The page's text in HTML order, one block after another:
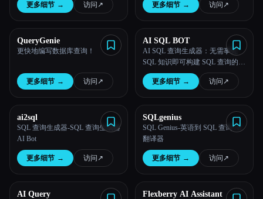
Esc
更多细节 → 访问 ↗︎ 更多细节 → 访问 ↗︎
QueryGenie
更快地编写数据库查询！
更多细节 → 访问 ↗︎
AI SQL BOT
AI SQL 查询生成器：无需事先
SQL 知识即可构建 SQL 查询的最
简单方法-使用 AI 的 SQL 查询生
成器更多细节 → 访问 ↗︎
ai2sql
SQL 查询生成器-SQL 查询生成器
AI Bot
更多细节 → 访问 ↗︎
SQLgenius
SQL Genius-英语到 SQL 查询 AI
翻译器
更多细节 → 访问 ↗︎
AI Query Flexberry AI Assistant